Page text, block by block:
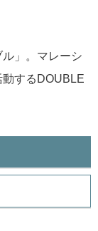
」。マレーシ
するDOUBLE